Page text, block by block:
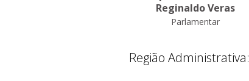
Reginaldo Veras
Parlamentar
Região Administrativa: